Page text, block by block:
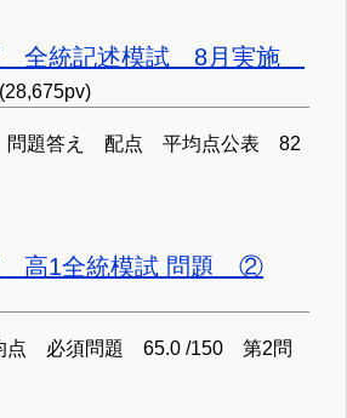
全統記述模試 8月実施
(28,675pv)
問題答え 配点 平均点公表 82
高1全統模試 問題 ②
点 必須問題 65.0 /150 第2問